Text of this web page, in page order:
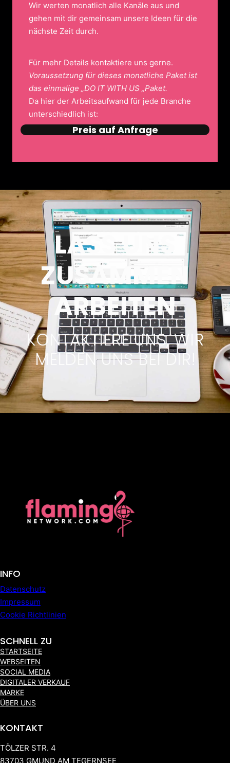
Wir werten monatlich alle Kanäle aus und
gehen mit dir gemeinsam unsere Ideen für die
nächste Zeit durch.
Für mehr Details kontaktiere uns gerne.
Voraussetzung für dieses monatliche Paket ist
das einmalige „DO IT WITH US „Paket.
Da hier der Arbeitsaufwand für jede Branche
unterschiedlich ist:
Preis auf Anfrage
LASS UNS
ZUSAMMEN
ARBEITEN
KONTAKTIERE UNS, WIR
MELDEN UNS BEI DIR!
INFO
Datenschutz
Impressum
Cookie Richtlinien
SCHNELL ZU
STARTSEITE
WEBSEITEN
SOCIAL MEDIA
DIGITALER VERKAUF
MARKE
ÜBER UNS
KONTAKT
TÖLZER STR. 4
83703 GMUND AM TEGERNSEE